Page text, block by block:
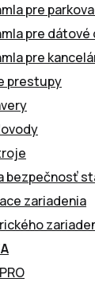
pre
pre
pre
prestupy
bezpečnosť
zariadenia